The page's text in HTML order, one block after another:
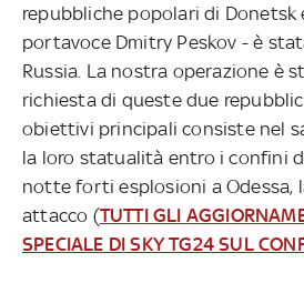
repubbliche popolari di Donetsk
portavoce Dmitry Peskov - è
Russia. La nostra operazione è
richiesta di queste due
obiettivi principali consiste nel
la loro statualità entro i confini
notte forti esplosioni a Odessa,
attacco (TUTTI GLI
SPECIALE DI SKY TG24 SUL